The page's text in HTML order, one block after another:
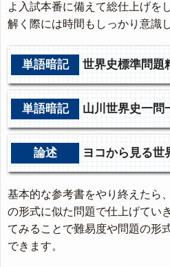
よ入試本番に備えて総仕上げを
解く際には時間もしっかり意識
単語暗記 世界史標準問題
単語暗記 山川世界史一問
論述 ヨコから見る世
基本的な参考書をやり終えたら
の形式に似た問題で仕上げてい
てみることで難易度や問題の形
できます。